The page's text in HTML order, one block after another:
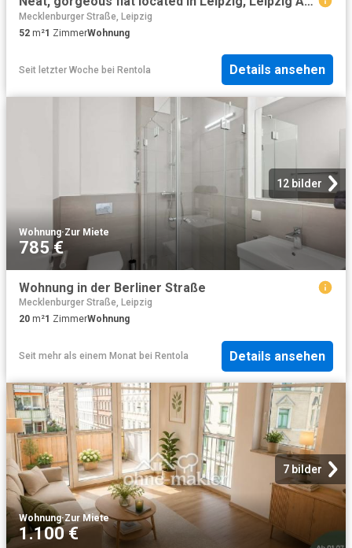
Mecklenburger Straße, Leipzig
52 m²1 ZimmerWohnung
Seit letzter Woche bei Rentola Details ansehen
12 bilder
Wohnung·Zur Miete
785 €
Wohnung in der Berliner Straße
Mecklenburger Straße, Leipzig
20 m²1 ZimmerWohnung
Seit mehr als einem Monat bei Rentola Details ansehen
7 bilder
Wohnung·Zur Miete
1.100 €